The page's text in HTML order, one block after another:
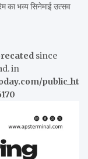
का भव्य सिनेमाई उत्सव
since
in
public_ht